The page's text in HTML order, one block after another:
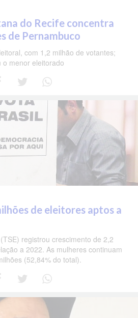
do Recife concentra
de Pernambuco
com 1,2 milhão de votantes;
menor eleitorado
de eleitores aptos a
registrou crescimento de 2,2
a 2022. As mulheres continuam
(52,84% do total).